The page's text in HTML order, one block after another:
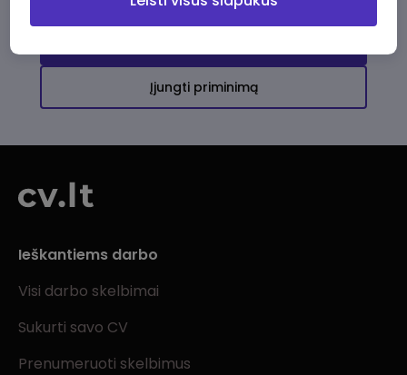
Įjungti priminimą
Ieškantiems darbo
Visi darbo skelbimai
Sukurti savo CV
Prenumeruoti skelbimus